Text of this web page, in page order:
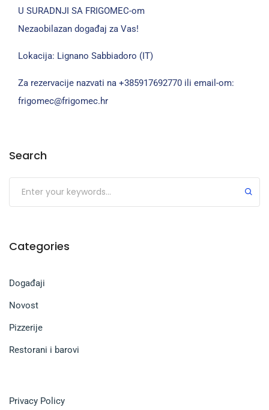
U SURADNJI SA FRIGOMEC-om
Nezaobilazan događaj za Vas!
Lokacija: Lignano Sabbiadoro (IT)
Za rezervacije nazvati na +385917692770 ili email-om:
frigomec@frigomec.hr
Search
Submit
Categories
Događaji
Novost
Pizzerije
Restorani i barovi
Privacy Policy